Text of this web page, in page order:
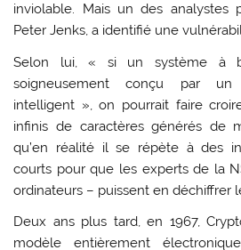
inviolable. Mais un des analystes
Peter Jenks, a identifié une
Selon lui, « si un système à
soigneusement conçu par un
intelligent », on pourrait faire
infinis de caractères générés de
qu’en réalité il se répète à des
courts pour que les experts de la
ordinateurs – puissent en déchiffrer
Deux ans plus tard, en 1967,
modèle entièrement